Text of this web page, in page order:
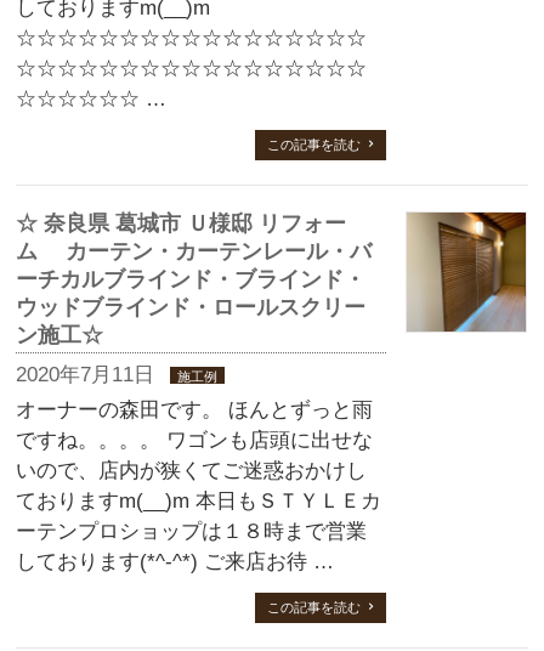
しておりますm(__)m
☆☆☆☆☆☆☆☆☆☆☆☆☆☆☆☆☆
☆☆☆☆☆☆☆☆☆☆☆☆☆☆☆☆☆
☆☆☆☆☆☆ …
この記事を読む
☆ 奈良県 葛城市 Ｕ様邸 リフォー
ム カーテン・カーテンレール・バ
ーチカルブラインド・ブラインド・
ウッドブラインド・ロールスクリー
ン施工☆
2020年7月11日 施工例
オーナーの森田です。 ほんとずっと雨
ですね。。。。 ワゴンも店頭に出せな
いので、店内が狭くてご迷惑おかけし
ておりますm(__)m 本日もＳＴＹＬＥカ
ーテンプロショップは１８時まで営業
しております(*^-^*) ご来店お待 …
この記事を読む